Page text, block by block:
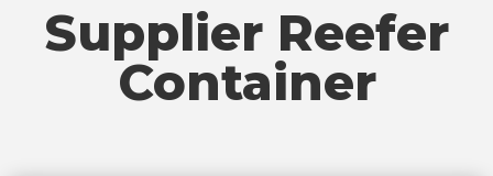
Supplier Reefer
Container